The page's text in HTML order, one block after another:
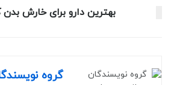
بهترین دارو برای خارش
گروه